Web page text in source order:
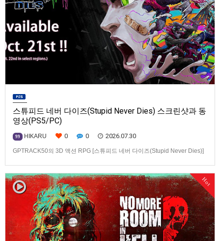
스튜피드 네버 다이즈(Stupid Never Dies) 스크린샷과 동
영상(PS5/PC)
99 HIKARU 0 0 2026.07.30
GPTRACK50의 3D 액션 RPG [스튜피드 네버 다이즈(Stupid Never Dies)]
Hot